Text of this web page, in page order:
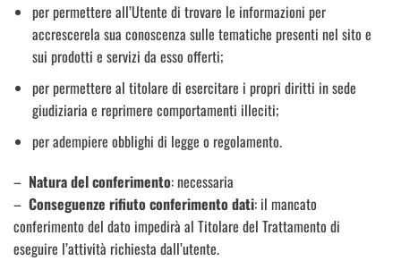
per permettere all’Utente di trovare le informazioni per
accrescerela sua conoscenza sulle tematiche presenti nel sito e
sui prodotti e servizi da esso offerti;
per permettere al titolare di esercitare i propri diritti in sede
giudiziaria e reprimere comportamenti illeciti;
per adempiere obblighi di legge o regolamento.
– Natura del conferimento: necessaria
– Conseguenze rifiuto conferimento dati: il mancato
conferimento del dato impedirà al Titolare del Trattamento di
eseguire l’attività richiesta dall’utente.